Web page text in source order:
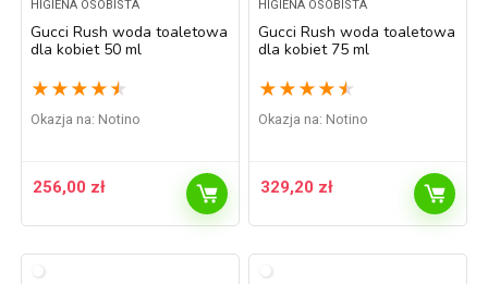
HIGIENA OSOBISTA
Gucci Rush woda toaletowa
dla kobiet 50 ml
★ ★ ★ ★ ★
Okazja na: Notino
256,00 zł
HIGIENA OSOBISTA
Gucci Rush woda toaletowa
dla kobiet 75 ml
★ ★ ★ ★ ★
Okazja na: Notino
329,20 zł